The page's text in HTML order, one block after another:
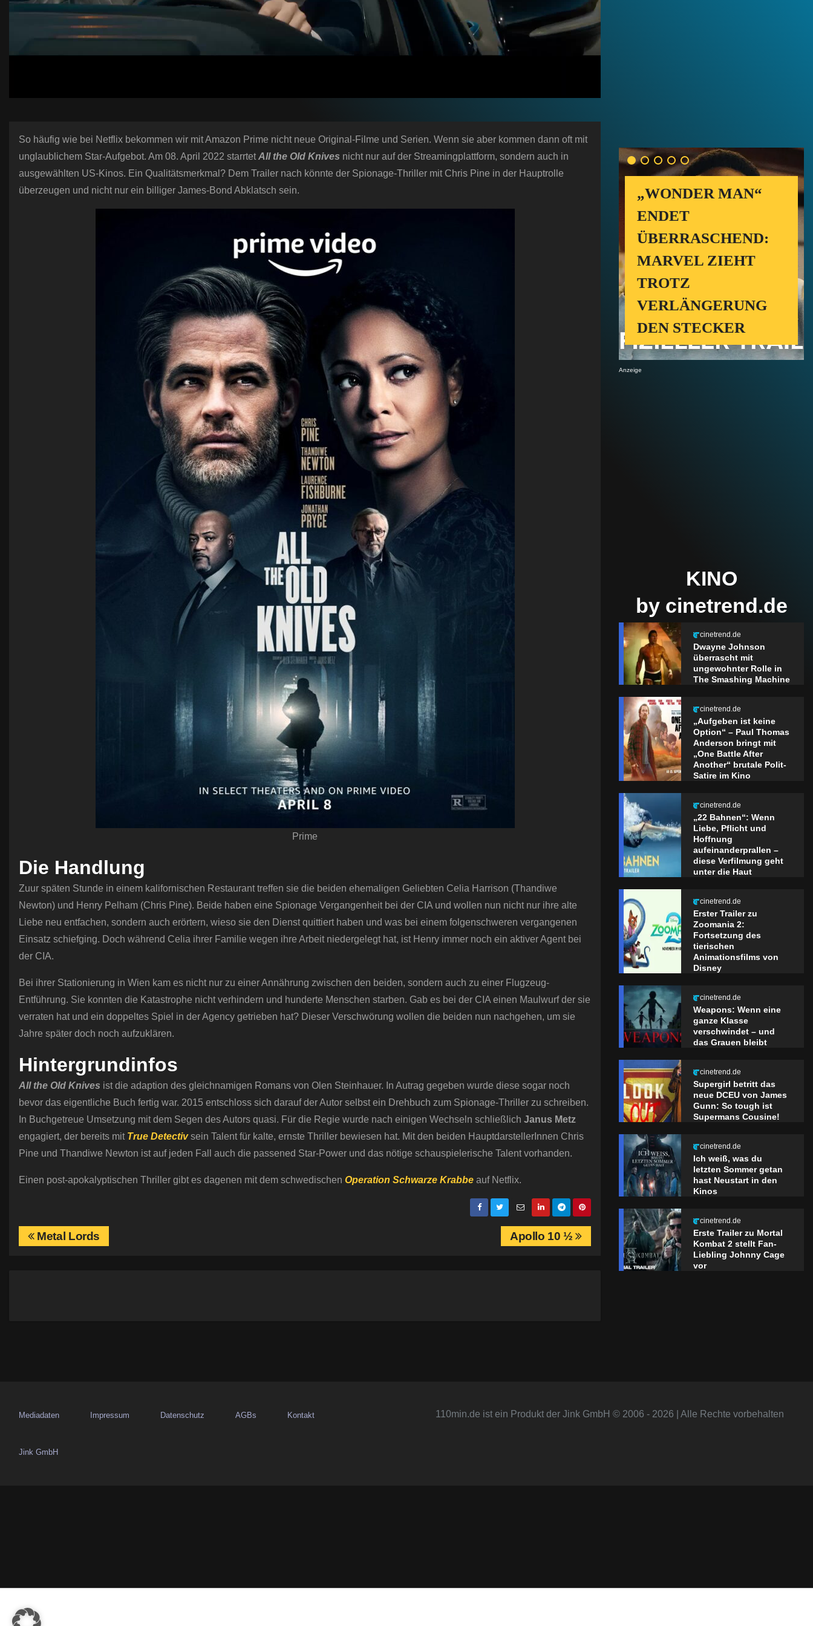
So häufig wie bei Netflix bekommen wir mit Amazon Prime nicht neue Original-Filme und Serien. Wenn sie aber kommen dann oft mit
unglaublichem Star-Aufgebot. Am 08. April 2022 starrtet All the Old Knives nicht nur auf der Streamingplattform, sondern auch in
ausgewählten US-Kinos. Ein Qualitätsmerkmal? Dem Trailer nach könnte der Spionage-Thriller mit Chris Pine in der Hauptrolle
überzeugen und nicht nur ein billiger James-Bond Abklatsch sein.
Prime
Die Handlung
Zuur späten Stunde in einem kalifornischen Restaurant treffen sie die beiden ehemaligen Geliebten Celia Harrison (Thandiwe
Newton) und Henry Pelham (Chris Pine). Beide haben eine Spionage Vergangenheit bei der CIA und wollen nun nicht nur ihre alte
Liebe neu entfachen, sondern auch erörtern, wieso sie den Dienst quittiert haben und was bei einem folgenschweren vergangenen
Einsatz schiefging. Doch während Celia ihrer Familie wegen ihre Arbeit niedergelegt hat, ist Henry immer noch ein aktiver Agent bei
der CIA.
Bei ihrer Stationierung in Wien kam es nicht nur zu einer Annährung zwischen den beiden, sondern auch zu einer Flugzeug-
Entführung. Sie konnten die Katastrophe nicht verhindern und hunderte Menschen starben. Gab es bei der CIA einen Maulwurf der sie
verraten hat und ein doppeltes Spiel in der Agency getrieben hat? Dieser Verschwörung wollen die beiden nun nachgehen, um sie
Jahre später doch noch aufzuklären.
Hintergrundinfos
All the Old Knives ist die adaption des gleichnamigen Romans von Olen Steinhauer. In Autrag gegeben wurde diese sogar noch
bevor das eigentliche Buch fertig war. 2015 entschloss sich darauf der Autor selbst ein Drehbuch zum Spionage-Thriller zu schreiben.
In Buchgetreue Umsetzung mit dem Segen des Autors quasi. Für die Regie wurde nach einigen Wechseln schließlich Janus Metz
engagiert, der bereits mit True Detectivsein Talent für kalte, ernste Thriller bewiesen hat. Mit den beiden HauptdarstellerInnen Chris
Pine und Thandiwe Newton ist auf jeden Fall auch die passened Star-Power und das nötige schauspielerische Talent vorhanden.
Einen post-apokalyptischen Thriller gibt es dagenen mit dem schwedischen Operation Schwarze Krabbe auf Netflix.
B
s
t
i
Apollo 10 ½
Metal Lords
„WONDER MAN“
ENDET
ÜBERRASCHEND:
MARVEL ZIEHT
TROTZ
VERLÄNGERUNG
DEN STECKER
Anzeige
KINO
by cinetrend.de
cinetrend.de
Dwayne Johnson
überrascht mit
ungewohnter Rolle in
The Smashing Machine
cinetrend.de
„Aufgeben ist keine
Option“ – Paul Thomas
Anderson bringt mit
„One Battle After
Another“ brutale Polit-
Satire im Kino
cinetrend.de
„22 Bahnen“: Wenn
Liebe, Pflicht und
Hoffnung
aufeinanderprallen –
diese Verfilmung geht
unter die Haut
cinetrend.de
Erster Trailer zu
Zoomania 2:
Fortsetzung des
tierischen
Animationsfilms von
Disney
cinetrend.de
Weapons: Wenn eine
ganze Klasse
verschwindet – und
das Grauen bleibt
cinetrend.de
Supergirl betritt das
neue DCEU von James
Gunn: So tough ist
Supermans Cousine!
cinetrend.de
Ich weiß, was du
letzten Sommer getan
hast Neustart in den
Kinos
cinetrend.de
Erste Trailer zu Mortal
Kombat 2 stellt Fan-
Liebling Johnny Cage
vor
Mediadaten Impressum Datenschutz AGBs Kontakt
Jink GmbH
110min.de ist ein Produkt der Jink GmbH © 2006 - 2026 | Alle Rechte vorbehalten